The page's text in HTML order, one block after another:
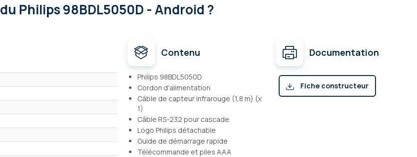
du Philips 98BDL5050D - Android ?
Contenu
Philips 98BDL5050D
Cordon d'alimentation
Câble de capteur infrarouge (1,8 m) (x
1)
Câble RS-232 pour cascade
Logo Philips détachable
Guide de démarrage rapide
Télécommande et piles AAA
Documentation
Fiche constructeur